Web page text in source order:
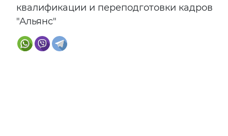
квалификации и переподготовки кадров
"Альянс"